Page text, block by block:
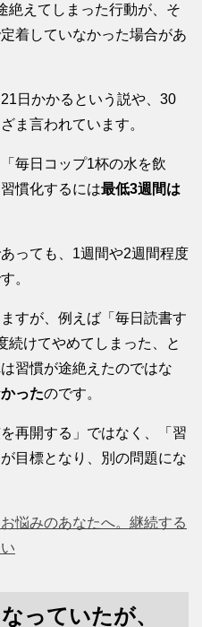
絶えてしまった行動が、そ
着していなかった場合があ
日かかるという説や、30
ま言われています。
毎日コップ1杯の水を飲
慣化するには最低3週間は
っても、1週間や2週間程度
。
すが、例えば「毎日読書す
続けてやめてしまった、と
習慣が途絶えたのではな
ったのです。
再開する」ではなく、「習
目標となり、別の問題にな
悩みのあなたへ。継続する
っていたが、